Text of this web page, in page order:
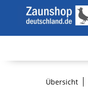
Übersicht